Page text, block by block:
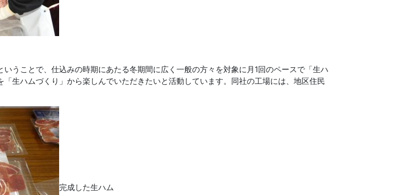
うことで、仕込みの時期にあたる冬期間に広く一般の方々を対象に月1回のペースで「生ハ
生ハムづくり」から楽しんでいただきたいと活動しています。同社の工場には、地区住民
完成した生ハム